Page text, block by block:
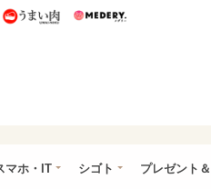
うまいパン うまい肉
マホ・IT シゴト プレゼント